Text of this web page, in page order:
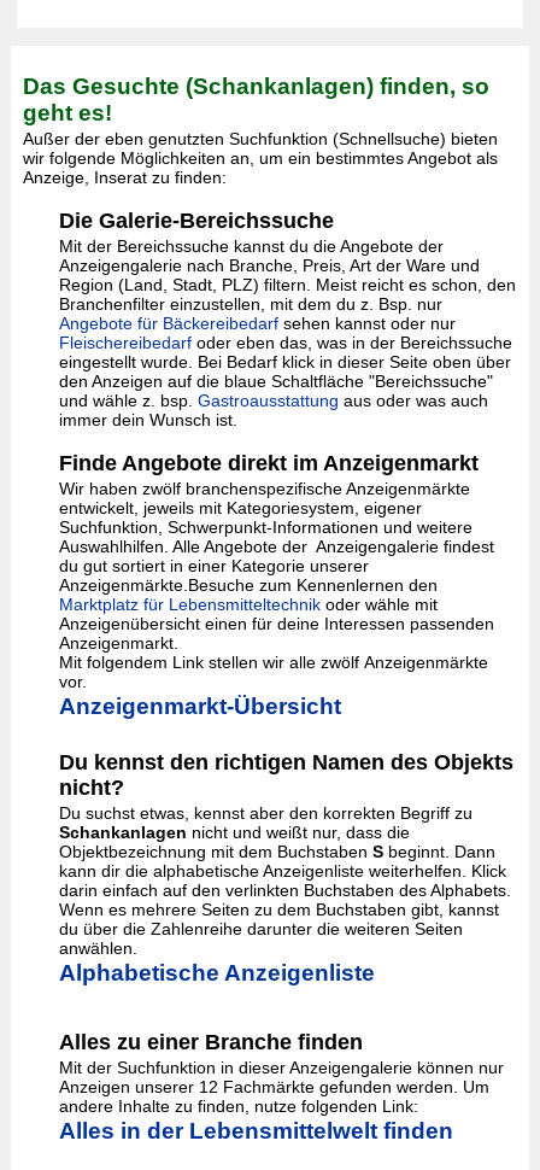
Das Gesuchte (Schankanlagen) finden, so
geht es!
Außer der eben genutzten Suchfunktion (Schnellsuche) bieten
wir folgende Möglichkeiten an, um ein bestimmtes Angebot als
Anzeige, Inserat zu finden:
Die Galerie-Bereichssuche
Mit der Bereichssuche kannst du die Angebote der
Anzeigengalerie nach Branche, Preis, Art der Ware und
Region (Land, Stadt, PLZ) filtern. Meist reicht es schon, den
Branchenfilter einzustellen, mit dem du z. Bsp. nur
Angebote für Bäckereibedarfsehen kannst oder nur
Fleischereibedarfoder eben das, was in der Bereichssuche
eingestellt wurde. Bei Bedarf klick in dieser Seite oben über
den Anzeigen auf die blaue Schaltfläche "Bereichssuche"
und wähle z. bsp. Gastroausstattung aus oder was auch
immer dein Wunsch ist.
Finde Angebote direkt im Anzeigenmarkt
Wir haben zwölf branchenspezifische Anzeigenmärkte
entwickelt, jeweils mit Kategoriesystem, eigener
Suchfunktion, Schwerpunkt-Informationen und weitere
Auswahlhilfen. Alle Angebote der Anzeigengalerie findest
du gut sortiert in einer Kategorie unserer
Anzeigenmärkte.Besuche zum Kennenlernen den
Marktplatz für Lebensmitteltechnikoder wähle mit
Anzeigenübersicht einen für deine Interessen passenden
Anzeigenmarkt.
Mit folgendem Link stellen wir alle zwölf Anzeigenmärkte
vor.
Anzeigenmarkt-Übersicht
Du kennst den richtigen Namen des Objekts
nicht?
Du suchst etwas, kennst aber den korrekten Begriff zu
Schankanlagen nicht und weißt nur, dass die
Objektbezeichnung mit dem Buchstaben Sbeginnt. Dann
kann dir die alphabetische Anzeigenliste weiterhelfen. Klick
darin einfach auf den verlinkten Buchstaben des Alphabets.
Wenn es mehrere Seiten zu dem Buchstaben gibt, kannst
du über die Zahlenreihe darunter die weiteren Seiten
anwählen.
Alphabetische Anzeigenliste
Alles zu einer Branche finden
Mit der Suchfunktion in dieser Anzeigengalerie können nur
Anzeigen unserer 12 Fachmärkte gefunden werden. Um
andere Inhalte zu finden, nutze folgenden Link:
Alles in der Lebensmittelwelt finden